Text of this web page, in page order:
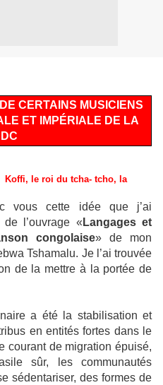
CERTAINS MUSICIENS
ET IMPÉRIALE DE LA
Koffi, le roi du tcha- tcho, la
vous cette idée que j’ai
l’ouvrage « Langages et
congolaise» de mon
Tshamalu. Je l’ai trouvée
de la mettre à la portée de
a été la stabilisation et
en entités fortes dans le
courant de migration épuisé,
sûr, les communautés
sédentariser, des formes de